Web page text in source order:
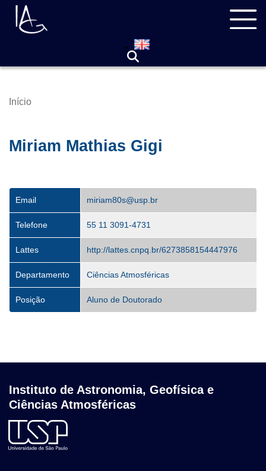
Pular
para
Trilha
Início
Miriam Mathias Gigi
Email miriam80s@usp.br
Telefone 55 11 3091-4731
Lattes http://lattes.cnpq.br/6273858154447976
Departamento Ciências Atmosféricas
Posição Aluno de Doutorado
Instituto de Astronomia, Geofísica e
Ciências Atmosféricas